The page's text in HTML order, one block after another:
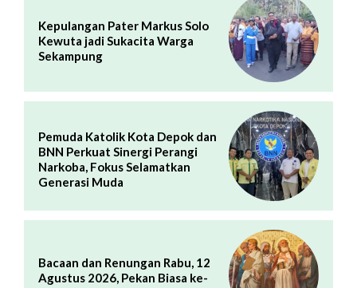
Kepulangan Pater Markus Solo
Kewuta jadi Sukacita Warga
Sekampung
Pemuda Katolik Kota Depok dan
BNN Perkuat Sinergi Perangi
Narkoba, Fokus Selamatkan
Generasi Muda
Bacaan dan Renungan Rabu, 12
Agustus 2026, Pekan Biasa ke-